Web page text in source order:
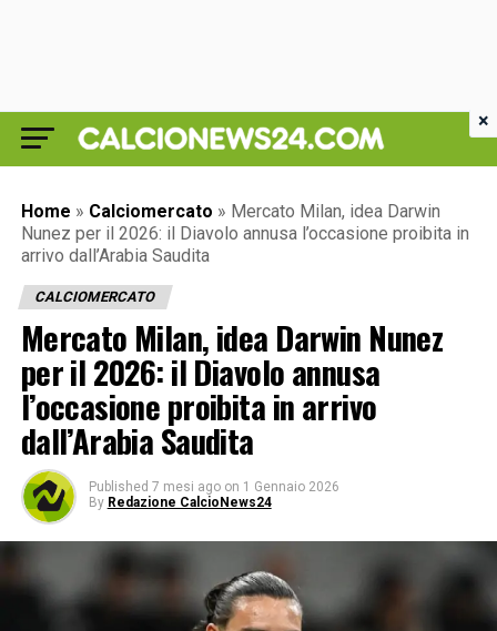
Home » Calciomercato » Mercato Milan, idea Darwin
Nunez per il 2026: il Diavolo annusa l’occasione proibita in
arrivo dall’Arabia Saudita
CALCIOMERCATO
Mercato Milan, idea Darwin Nunez
per il 2026: il Diavolo annusa
l’occasione proibita in arrivo
dall’Arabia Saudita
Published 7 mesi ago on 1 Gennaio 2026
By Redazione CalcioNews24
×